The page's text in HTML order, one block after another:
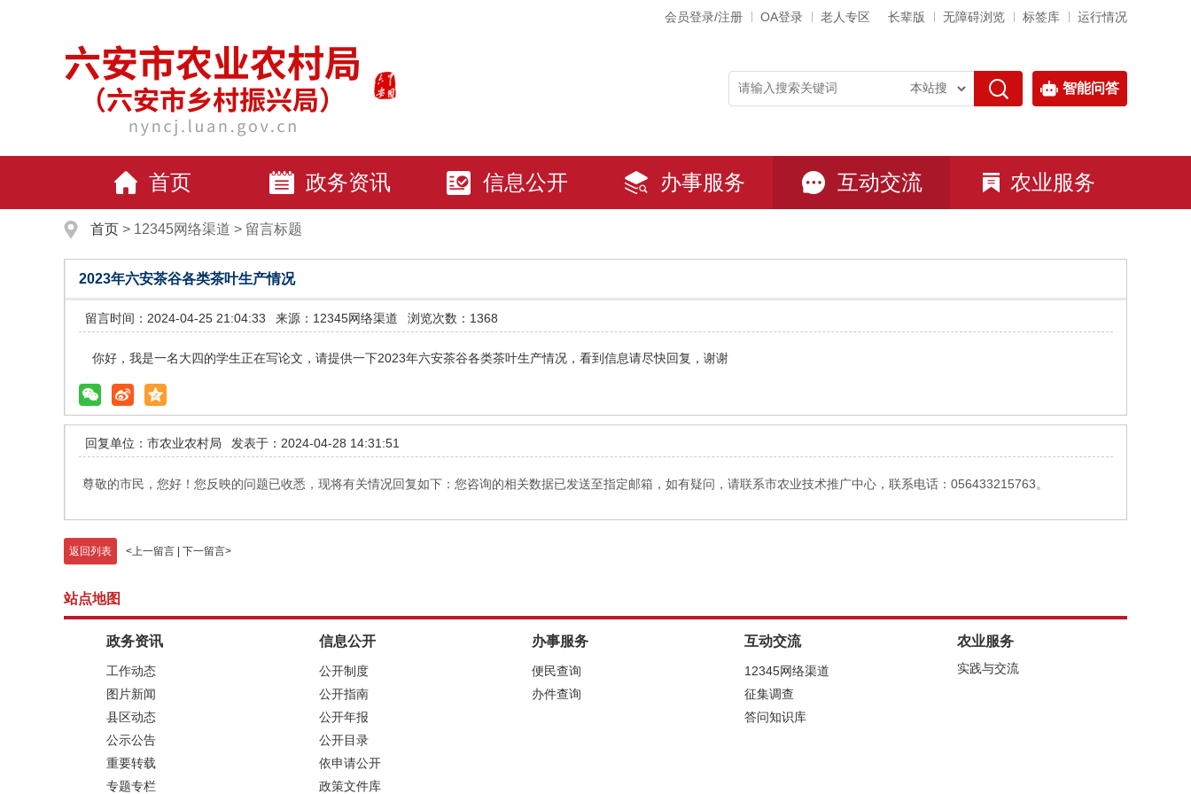
会员登录/注册 OA登录 老人专区 长辈版 无障碍浏览 标签库 运行情况
智能问答
首页 政务资讯 信息公开 办事服务 互动交流 农业服务
首页 > 12345网络渠道 > 留言标题
2023年六安茶谷各类茶叶生产情况
留言时间：2024-04-25 21:04:33 来源：12345网络渠道 浏览次数：1368
你好，我是一名大四的学生正在写论文，请提供一下2023年六安茶谷各类茶叶生产情况，看到信息请尽快回复，谢谢
回复单位：市农业农村局 发表于：2024-04-28 14:31:51
尊敬的市民，您好！您反映的问题已收悉，现将有关情况回复如下：您咨询的相关数据已发送至指定邮箱，如有疑问，请联系市农业技术推广中心，联系电话：056433215763。
返回列表 <上一留言 下一留言>
站点地图
政务资讯
工作动态
图片新闻
县区动态
公示公告
重要转载
专题专栏
信息公开
公开制度
公开指南
公开年报
公开目录
依申请公开
政策文件库
办事服务
便民查询
办件查询
互动交流
12345网络渠道
征集调查
答问知识库
农业服务
实践与交流